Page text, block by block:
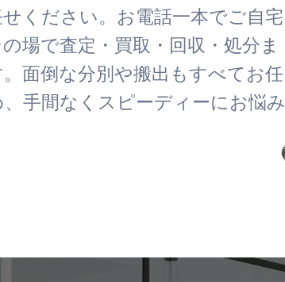
ください。お電話一本でご自宅
場で査定・買取・回収・処分ま
面倒な分別や搬出もすべてお任
手間なくスピーディーにお悩み